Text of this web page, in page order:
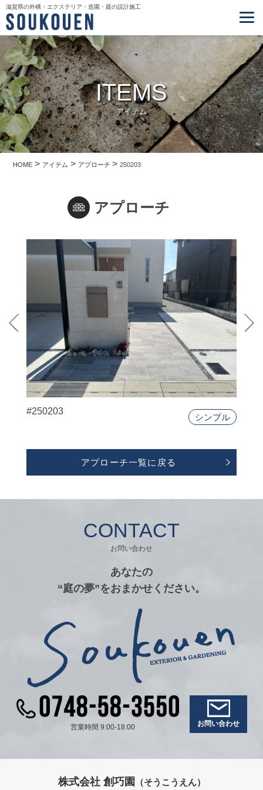
滋賀県の外構・エクステリア・造園・庭の設計施工
ITEMS
アイテム
HOME > アイテム > アプローチ>250203
アプローチ
#250203
シンプル
アプローチ一覧に戻る
CONTACT
お問い合わせ
あなたの
“庭の夢”をおまかせください。
営業時間 9:00-18:00 お問い合わせ
株式会社 創巧園 （そうこうえん）